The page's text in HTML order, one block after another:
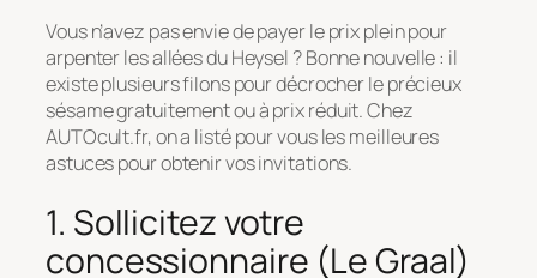
Vous n’avez pas envie de payer le prix plein pour
arpenter les allées du Heysel ? Bonne nouvelle : il
existe plusieurs filons pour décrocher le précieux
sésame gratuitement ou à prix réduit. Chez
AUTOcult.fr, on a listé pour vous les meilleures
astuces pour obtenir vos invitations.
1. Sollicitez votre
concessionnaire (Le Graal)